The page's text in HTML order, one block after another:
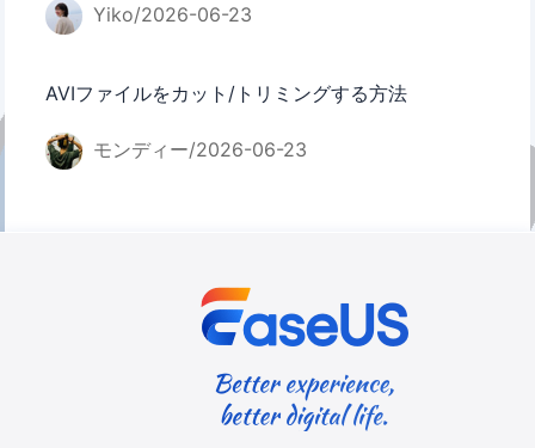
Yiko/2026-06-23
AVIファイルをカット/トリミングする方法
モンディー/2026-06-23